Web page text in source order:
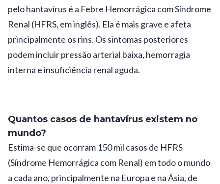
pelo hantavírus é a Febre Hemorrágica com Síndrome
Renal (HFRS, em inglês). Ela é mais grave e afeta
principalmente os rins. Os sintomas posteriores
podem incluir pressão arterial baixa, hemorragia
interna e insuficiência renal aguda.
Quantos casos de hantavírus existem no
mundo?
Estima-se que ocorram 150 mil casos de HFRS
(Síndrome Hemorrágica com Renal) em todo o mundo
a cada ano, principalmente na Europa e na Ásia, de